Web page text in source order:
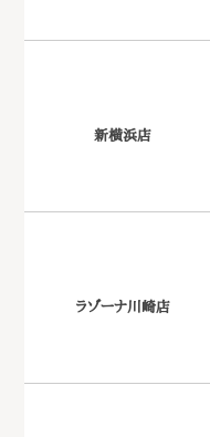
新横浜店
ラゾーナ川崎店